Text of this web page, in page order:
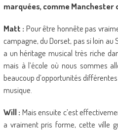
marquées, comme Manchester
Matt : Pour être honnête pas
campagne, du Dorset, pas si loin au
a un héritage musical très riche
mais à l’école où nous sommes
beaucoup d’opportunités différentes
musique.
Will : Mais ensuite c’est
a vraiment pris forme, cette ville